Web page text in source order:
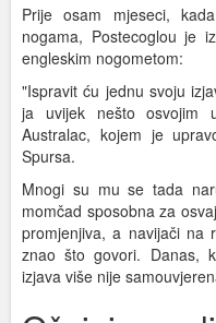
Prije osam mjeseci,
nogama, Postecoglou je
engleskim nogometom:
"Ispravit ću jednu svoju
ja uvijek nešto osvojim
Australac, kojem je
Spursa.
Mnogi su mu se tada
momčad sposobna za
promjenjiva, a navijači na
znao što govori. Danas,
izjava više nije